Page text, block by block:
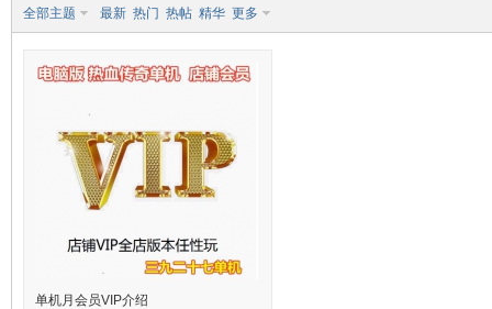
全部主题 最新 热门 热帖 精华 更多
单机月会员VIP介绍